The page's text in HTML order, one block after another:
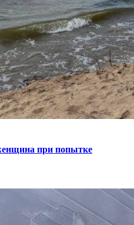
при попытке